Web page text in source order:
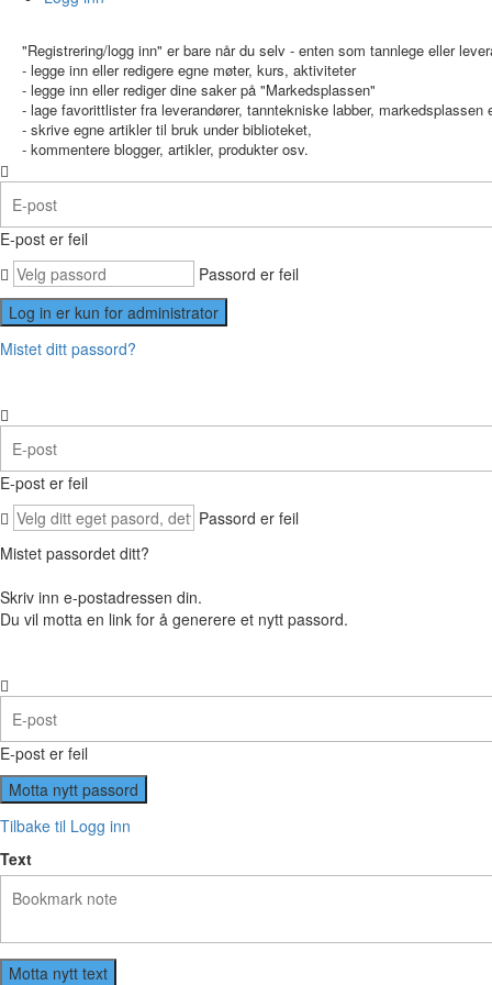
"Registrering/logg inn" er bare når du selv - enten som tannlege eller
- legge inn eller redigere egne møter, kurs, aktiviteter
- legge inn eller rediger dine saker på "Markedsplassen"
- lage favorittlister fra leverandører, tanntekniske labber, markedsplassen
- skrive egne artikler til bruk under biblioteket,
- kommentere blogger, artikler, produkter osv.
E-post er feil
Passord er feil
Mistet ditt passord?
E-post er feil
Passord er feil
Mistet passordet ditt?
Skriv inn e-postadressen din.
Du vil motta en link for å generere et nytt passord.
E-post er feil
Tilbake til Logg inn
Text